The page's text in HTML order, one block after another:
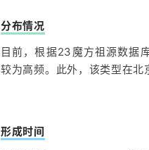
分布情况
目前，根据23魔方祖源数据库
较为高频。此外，该类型在北
形成时间